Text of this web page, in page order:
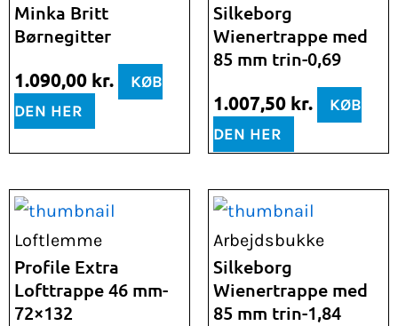
Minka Britt
Børnegitter
1.090,00 kr.
KØB
DEN HER
Silkeborg
Wienertrappe med
85 mm trin-0,69
1.007,50 kr.
KØB
DEN HER
Loftlemme
Profile Extra
Lofttrappe 46 mm-
72×132
Arbejdsbukke
Silkeborg
Wienertrappe med
85 mm trin-1,84